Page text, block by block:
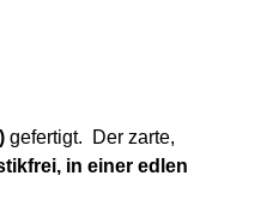
gefertigt. Der zarte,
in einer edlen